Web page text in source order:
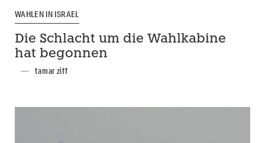
WAHLEN IN ISRAEL
Die Schlacht um die Wahlkabine
hat begonnen
tamar ziff